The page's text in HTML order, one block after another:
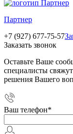
Партнер
+7 (927) 677-75-57
Заказать звонок
Оставьте Ваше
специалисты
решения Вашего
Ваш телефон*